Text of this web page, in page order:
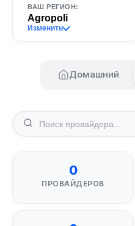
ВАШ РЕГИОН:
Agropoli
Изменить
Домашний
0
ПРОВАЙДЕРОВ